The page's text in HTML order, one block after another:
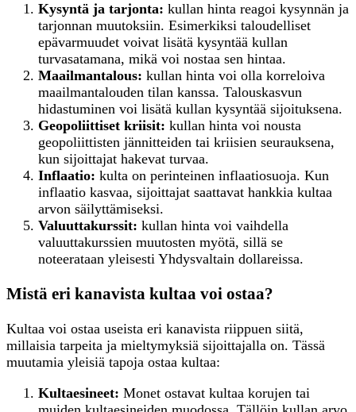
Kysyntä ja tarjonta: kullan hinta reagoi kysynnän ja
tarjonnan muutoksiin. Esimerkiksi taloudelliset
epävarmuudet voivat lisätä kysyntää kullan
turvasatamana, mikä voi nostaa sen hintaa.
Maailmantalous: kullan hinta voi olla korreloiva
maailmantalouden tilan kanssa. Talouskasvun
hidastuminen voi lisätä kullan kysyntää sijoituksena.
Geopoliittiset kriisit: kullan hinta voi nousta
geopoliittisten jännitteiden tai kriisien seurauksena,
kun sijoittajat hakevat turvaa.
Inflaatio: kulta on perinteinen inflaatiosuoja. Kun
inflaatio kasvaa, sijoittajat saattavat hankkia kultaa
arvon säilyttämiseksi.
Valuuttakurssit: kullan hinta voi vaihdella
valuuttakurssien muutosten myötä, sillä se
noteerataan yleisesti Yhdysvaltain dollareissa.
Mistä eri kanavista kultaa voi ostaa?
Kultaa voi ostaa useista eri kanavista riippuen siitä,
millaisia tarpeita ja mieltymyksiä sijoittajalla on. Tässä
muutamia yleisiä tapoja ostaa kultaa:
Kultaesineet: Monet ostavat kultaa korujen tai